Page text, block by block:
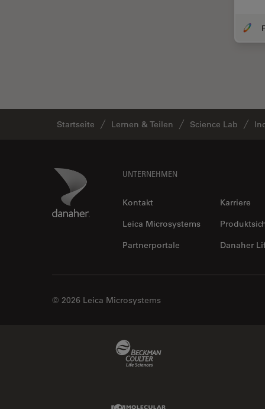
Mikroskopietechniken
Geschichte
Glaucomchirurgie
Grundlagen der Mikroskopie
Mikroskopietechniken
Hornhautchirurgie
Immunfluoreszenz
Imperial Imaging Hub
Startseite Lernen & Teilen Science Lab
Danaher Logo UNTERNEHMEN
Kontakt
Karriere
Leica Microsystems
Partnerportale
Danaher
© 2026 Leica Microsystems
Molecular Devices Link